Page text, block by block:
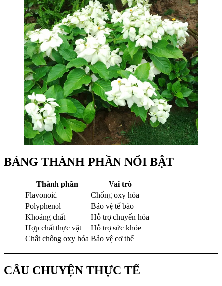
BẢNG THÀNH PHẦN NỔI BẬT
Thành phần
Vai trò
Flavonoid
Chống oxy hóa
Polyphenol
Bảo vệ tế bào
Khoáng chất
Hỗ trợ chuyển hóa
Hợp chất thực vật
Hỗ trợ sức khỏe
Chất chống oxy hóa Bảo vệ cơ thể
CÂU CHUYỆN THỰC TẾ